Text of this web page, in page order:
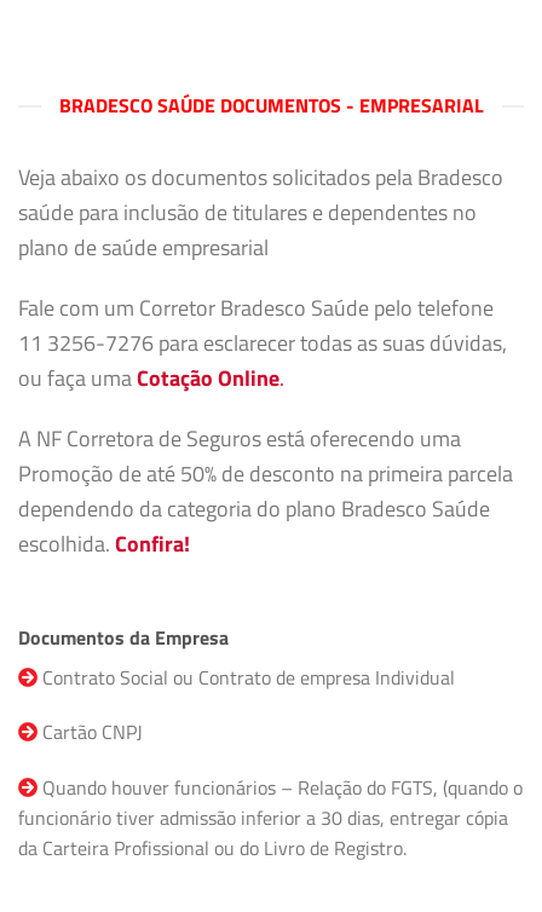
BRADESCO SAÚDE DOCUMENTOS - EMPRESARIAL
Veja abaixo os documentos solicitados pela Bradesco
saúde para inclusão de titulares e dependentes no
plano de saúde empresarial
Fale com um Corretor Bradesco Saúde pelo telefone
11 3256-7276 para esclarecer todas as suas dúvidas,
ou faça umaCotação Online.
A NF Corretora de Seguros está oferecendo uma
Promoção de até 50% de desconto na primeira parcela
dependendo da categoria do plano Bradesco Saúde
escolhida.Confira!
Documentos da Empresa
Contrato Social ou Contrato de empresa Individual
Cartão CNPJ
Quando houver funcionários – Relação do FGTS, (quando o
funcionário tiver admissão inferior a 30 dias, entregar cópia
da Carteira Profissional ou do Livro de Registro.